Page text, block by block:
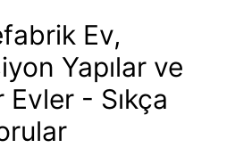
Ev,
Yapılar ve
- Sıkça